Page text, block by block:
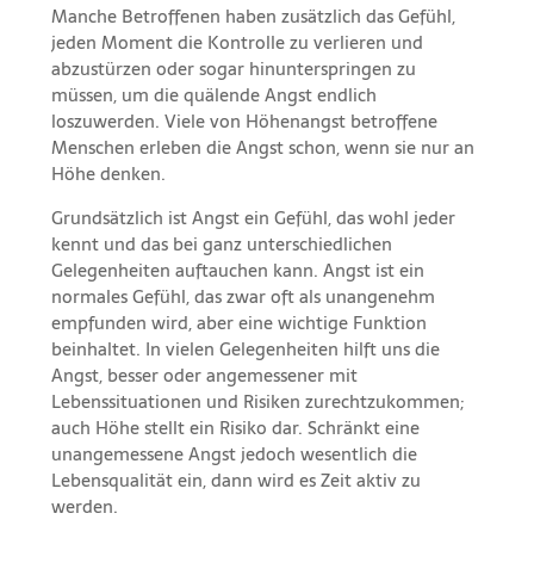
Manche Betroffenen haben zusätzlich das Gefühl,
jeden Moment die Kontrolle zu verlieren und
abzustürzen oder sogar hinunterspringen zu
müssen, um die quälende Angst endlich
loszuwerden. Viele von Höhenangst betroffene
Menschen erleben die Angst schon, wenn sie nur an
Höhe denken.
Grundsätzlich ist Angst ein Gefühl, das wohl jeder
kennt und das bei ganz unterschiedlichen
Gelegenheiten auftauchen kann. Angst ist ein
normales Gefühl, das zwar oft als unangenehm
empfunden wird, aber eine wichtige Funktion
beinhaltet. In vielen Gelegenheiten hilft uns die
Angst, besser oder angemessener mit
Lebenssituationen und Risiken zurechtzukommen;
auch Höhe stellt ein Risiko dar. Schränkt eine
unangemessene Angst jedoch wesentlich die
Lebensqualität ein, dann wird es Zeit aktiv zu
werden.